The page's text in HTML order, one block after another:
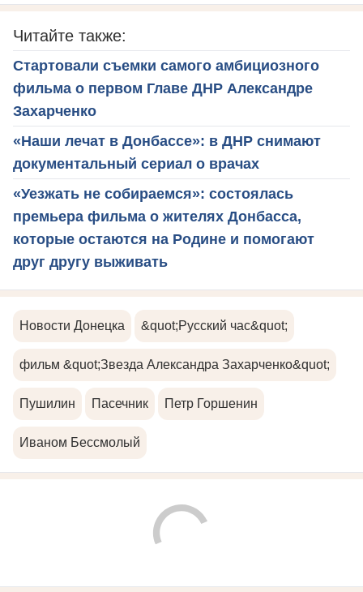
Читайте также:
Стартовали съемки самого амбициозного
фильма о первом Главе ДНР Александре
Захарченко
«Наши лечат в Донбассе»: в ДНР снимают
документальный сериал о врачах
«Уезжать не собираемся»: состоялась
премьера фильма о жителях Донбасса,
которые остаются на Родине и помогают
друг другу выживать
Новости Донецка &quot;Русский час&quot;
фильм &quot;Звезда Александра Захарченко&quot;
Пушилин Пасечник Петр Горшенин
Иваном Бессмолый